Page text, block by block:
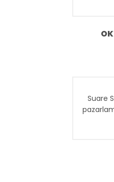
web
Suare